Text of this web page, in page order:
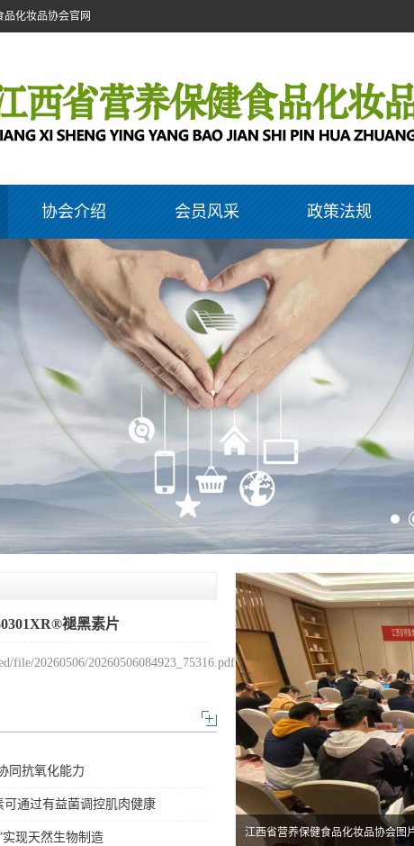
化妆品协会官网
协会介绍 会员风采 政策法规
褪黑素片
file/20260506/20260506084923_75316.pdf...
同抗氧化能力
通过有益菌调控肌肉健康
现天然生物制造 江西省营养保健食品化妆品协会图